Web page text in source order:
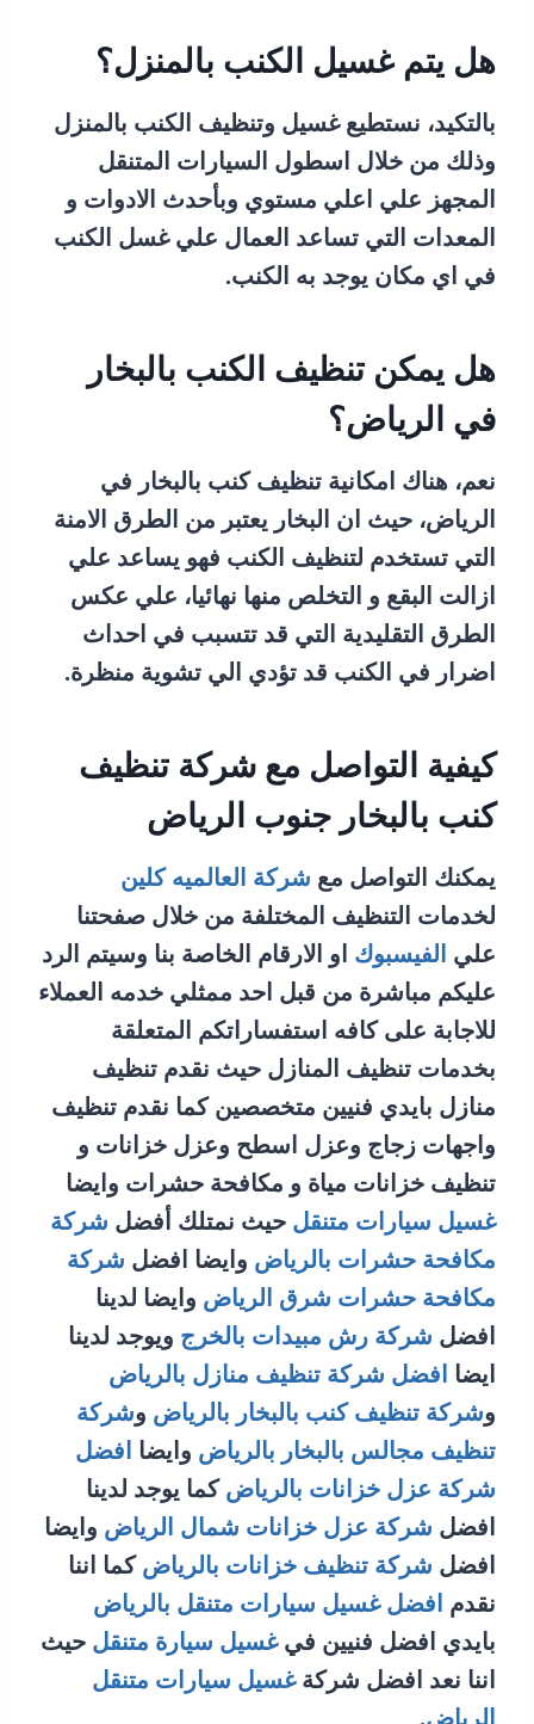
هل يتم غسيل الكنب بالمنزل؟
بالتكيد، نستطيع غسيل وتنظيف الكنب بالمنزل
وذلك من خلال اسطول السيارات المتنقل
المجهز علي اعلي مستوي وبأحدث الادوات و
المعدات التي تساعد العمال علي غسل الكنب
في اي مكان يوجد به الكنب.
هل يمكن تنظيف الكنب بالبخار
في الرياض؟
نعم، هناك امكانية تنظيف كنب بالبخار في
الرياض، حيث ان البخار يعتبر من الطرق الامنة
التي تستخدم لتنظيف الكنب فهو يساعد علي
ازالت البقع و التخلص منها نهائيا، علي عكس
الطرق التقليدية التي قد تتسبب في احداث
اضرار في الكنب قد تؤدي الي تشوية منظرة.
كيفية التواصل مع شركة تنظيف
كنب بالبخار جنوب الرياض
يمكنك التواصل مع شركة العالميه كلين
لخدمات التنظيف المختلفة من خلال صفحتنا
علي الفيسبوك او الارقام الخاصة بنا وسيتم الرد
عليكم مباشرة من قبل احد ممثلي خدمه العملاء
للاجابة على كافه استفساراتكم المتعلقة
بخدمات تنظيف المنازل حيث نقدم تنظيف
منازل بايدي فنيين متخصصين كما نقدم تنظيف
واجهات زجاج وعزل اسطح وعزل خزانات و
تنظيف خزانات مياة و مكافحة حشرات وايضا
غسيل سيارات متنقل حيث نمتلك أفضل شركة
مكافحة حشرات بالرياض وايضا افضل شركة
مكافحة حشرات شرق الرياض وايضا لدينا
افضل شركة رش مبيدات بالخرج ويوجد لدينا
ايضا
افضل شركة تنظيف منازل بالرياض
وشركة تنظيف كنب بالبخار بالرياض وشركة
تنظيف مجالس بالبخار بالرياض وايضا
افضل
شركة عزل خزانات بالرياض كما يوجد لدينا
افضل شركة عزل خزانات شمال الرياض وايضا
افضل شركة تنظيف خزانات بالرياض كما اننا
نقدم افضل غسيل سيارات متنقل بالرياض
بايدي افضل فنيين فيغسيل سيارة متنقل حيث
اننا نعد افضل شركةغسيل سيارات متنقل
الرياض.